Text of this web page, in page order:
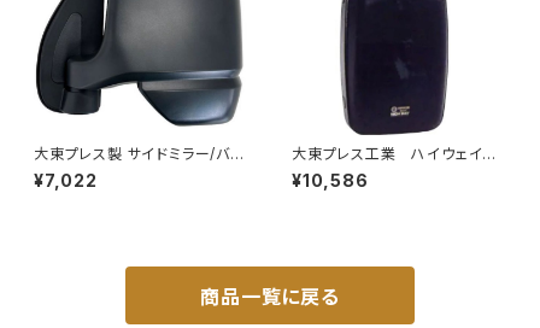
大東プレス製 サイドミラー/バッ
クミラー左 (助手席側) アクティ
トラック HA6 HA7 DI-650
¥7,022
大東プレス工業 ハイウェイミ
ラー 800Rヒーター無 トラッ
¥10,586
商品一覧に戻る